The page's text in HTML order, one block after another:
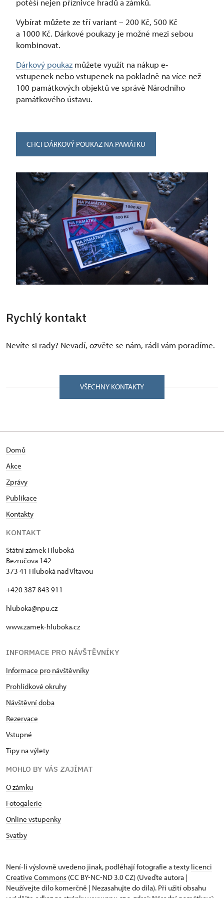
potěší nejen příznivce hradů a zámků.
Vybírat můžete ze tří variant –⁠ 200 Kč, 500 Kč
a 1000 Kč. Dárkové poukazy je možné mezi sebou
kombinovat.
Dárkový poukaz můžete využít na nákup e-
vstupenek nebo vstupenek na pokladně na více než
100 památkových objektů ve správě Národního
památkového ústavu.
CHCI DÁRKOVÝ POUKAZ NA PAMÁTKU
Rychlý kontakt
Nevíte si rady? Nevadí, ozvěte se nám, rádi vám poradíme.
VŠECHNY KONTAKTY
Domů
Akce
Zprávy
Publikace
Kontakty
KONTAKT
Státní zámek Hluboká
Bezručova 142
373 41 Hluboká nad Vltavou
+420 387 843 911
hluboka@npu.cz
www.zamek-hluboka.cz
INFORMACE PRO NÁVŠTĚVNÍKY
Informace pro návštěvníky
Prohlídkové okruhy
Návštěvní doba
Rezervace
Vstupné
Tipy na výlety
MOHLO BY VÁS ZAJÍMAT
O zámku
Fotogalerie
Online vstupenky
Svatby
Není-li výslovně uvedeno jinak, podléhají fotografie a texty licenci
Creative Commons (CC BY-NC-ND 3.0 CZ) (Uveďte autora |
Neužívejte dílo komerčně | Nezasahujte do díla). Při užití obsahu